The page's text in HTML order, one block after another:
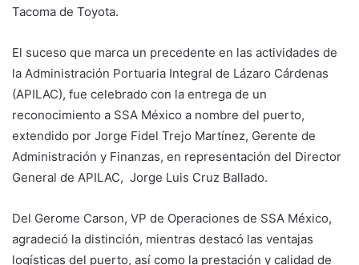
Tacoma de Toyota.
El suceso que marca un precedente en las actividades de
la Administración Portuaria Integral de Lázaro Cárdenas
(APILAC), fue celebrado con la entrega de un
reconocimiento a SSA México a nombre del puerto,
extendido por Jorge Fidel Trejo Martínez, Gerente de
Administración y Finanzas, en representación del Director
General de APILAC, Jorge Luis Cruz Ballado.
Del Gerome Carson, VP de Operaciones de SSA México,
agradeció la distinción, mientras destacó las ventajas
logísticas del puerto, así como la prestación y calidad de